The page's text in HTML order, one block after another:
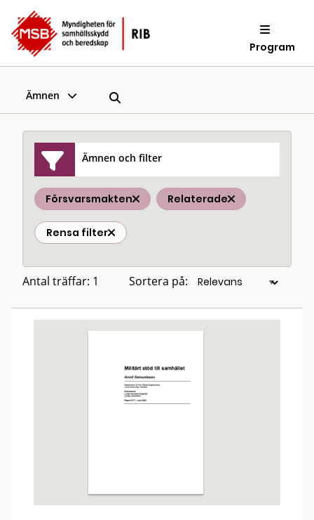
Program
Ämnen
Ämnen och filter
Försvarsmakten Relaterade
Rensa filter
Antal träffar: 1 Sortera på: